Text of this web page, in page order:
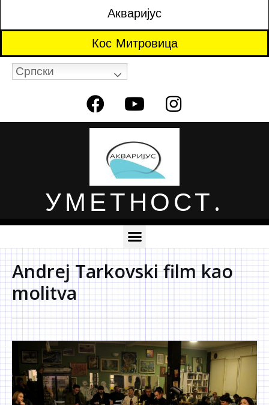
Акваријус
Кос Митровица
Српски
УМЕТНОСТ.
Andrej Tarkovski film kao
molitva